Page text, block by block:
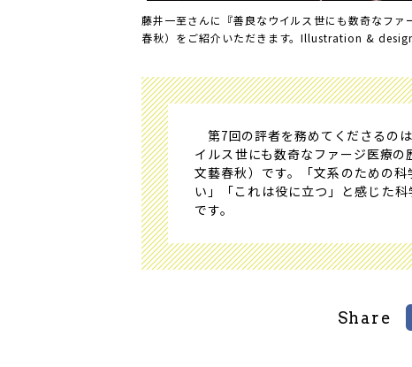
藤井一至さんに『善良なウイルス――世にも数奇なフ
春秋）をご紹介いただきます。Illustration &
第7回の評者を務めてくださるの
イルス――世にも数奇なファージ医療
文藝春秋）です。「文系のための
い」「これは役に立つ」と感じた
です。
Share